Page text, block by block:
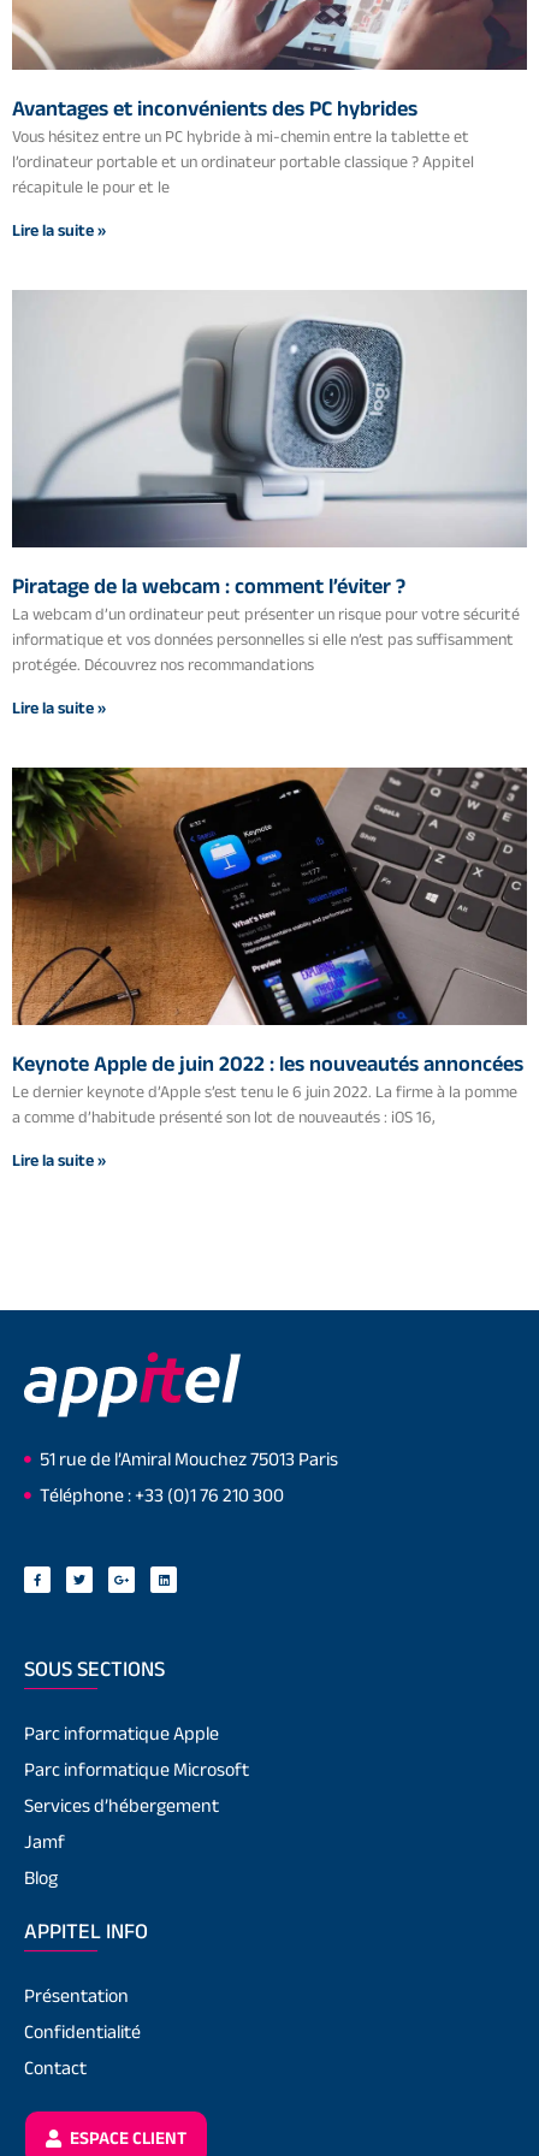
Avantages et inconvénients des PC hybrides
Vous hésitez entre un PC hybride à mi-chemin entre la tablette et
l’ordinateur portable et un ordinateur portable classique ? Appitel
récapitule le pour et le
Lire la suite »
Piratage de la webcam : comment l’éviter ?
La webcam d’un ordinateur peut présenter un risque pour votre sécurité
informatique et vos données personnelles si elle n’est pas suffisamment
protégée. Découvrez nos recommandations
Lire la suite »
Keynote Apple de juin 2022 : les nouveautés annoncées
Le dernier keynote d’Apple s’est tenu le 6 juin 2022. La firme à la pomme
a comme d’habitude présenté son lot de nouveautés : iOS 16,
Lire la suite »
51 rue de l’Amiral Mouchez 75013 Paris
Téléphone : +33 (0)1 76 210 300
SOUS SECTIONS
Parc informatique Apple
Parc informatique Microsoft
Services d’hébergement
Jamf
Blog
APPITEL INFO
Présentation
Confidentialité
Contact
ESPACE CLIENT